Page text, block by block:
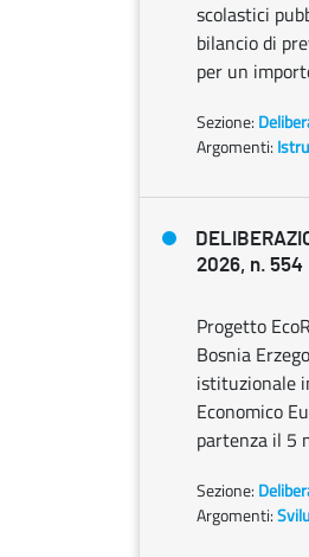
scolastici
bilancio di
per un
Sezione:
Argomenti:
2026, n. 554
Progetto
Bosnia
istituzionale
Economico
partenza il 5
Sezione:
Argomenti: